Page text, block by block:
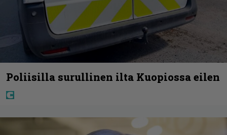
Poliisilla surullinen ilta Kuopiossa eilen